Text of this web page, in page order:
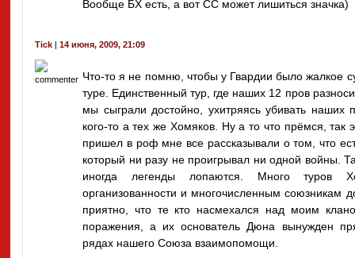
Вообще БХ есть, а вот СС может лишиться значка)
Tick | 14 июня, 2009, 21:09
Что-то я не помню, чтобы у Гвардии было жалкое
туре. Единственный тур, где наших 12 пров
мы сыграли достойно, ухитряясь убивать
кого-то а тех же Хомяков. Ну а то что прёмся, так
пришел в роф мне все рассказывали о том, что
который ни разу не проигрывал ни одной войны.
иногда легенды лопаются. Много туров
организованности и многочисленным союзникам
приятно, что те кто насмехался над моим
поражения, а их основатель Дюна вынужден
рядах нашего Союза взаимопомощи.